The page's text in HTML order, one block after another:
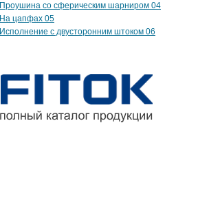
Проушина со сферическим шарниром 04
На цапфах 05
Исполнение с двусторонним штоком 06